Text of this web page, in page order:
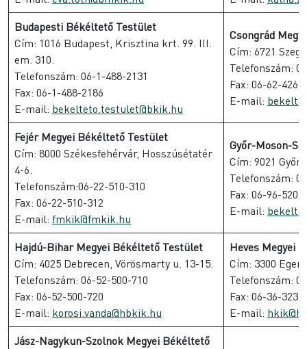
Budapesti Békéltető Testület
Cím: 1016 Budapest, Krisztina krt. 99. III.
em. 310.
Telefonszám: 06-1-488-2131
Fax: 06-1-488-2186
E-mail: bekelteto.testulet@bkik.hu
Csongrád
Cím: 6721
Telefonszám:
Fax: 06-62-426-
E-mail:
Fejér Megyei Békéltető Testület
Cím: 8000 Székesfehérvár, Hosszúsétatér
4-6.
Telefonszám:06-22-510-310
Fax: 06-22-510-312
E-mail: fmkik@fmkik.hu
Győr-Moson-
Cím: 9021
Telefonszám:
Fax: 06-96-520-
E-mail:
Hajdú-Bihar Megyei Békéltető Testület
Cím: 4025 Debrecen, Vörösmarty u. 13-15.
Telefonszám: 06-52-500-710
Fax: 06-52-500-720
E-mail: korosi.vanda@hbkik.hu
Heves Megyei
Cím: 3300
Telefonszám:
Fax: 06-36-323-
E-mail:
Jász-Nagykun-Szolnok Megyei Békéltető